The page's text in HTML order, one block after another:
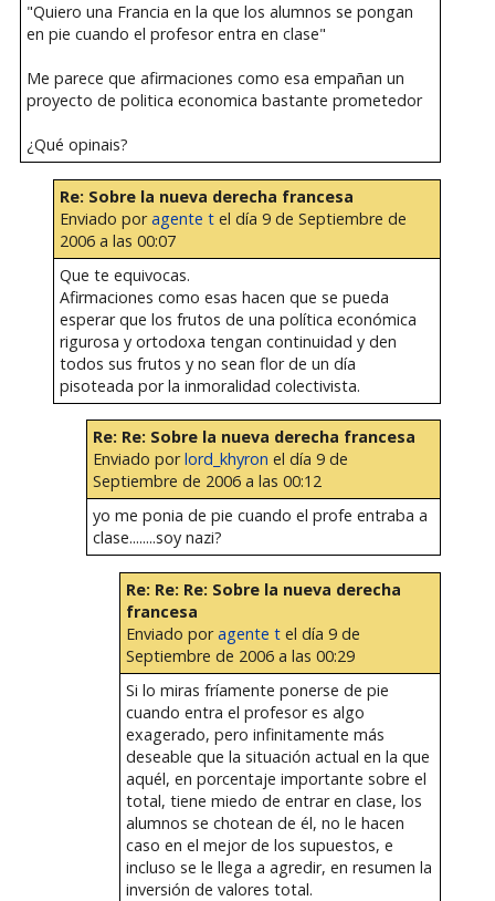
"Quiero una Francia en la que los alumnos se pongan
en pie cuando el profesor entra en clase"
Me parece que afirmaciones como esa empañan un
proyecto de politica economica bastante prometedor
¿Qué opinais?
Re: Sobre la nueva derecha francesa
Enviado poragente tel día 9 de Septiembre de
2006 a las 00:07
Que te equivocas.
Afirmaciones como esas hacen que se pueda
esperar que los frutos de una política económica
rigurosa y ortodoxa tengan continuidad y den
todos sus frutos y no sean flor de un día
pisoteada por la inmoralidad colectivista.
Re: Re: Sobre la nueva derecha francesa
Enviado porlord_khyron el día 9 de
Septiembre de 2006 a las 00:12
yo me ponia de pie cuando el profe entraba a
clase........soy nazi?
Re: Re: Re: Sobre la nueva derecha
francesa
Enviado poragente tel día 9 de
Septiembre de 2006 a las 00:29
Si lo miras fríamente ponerse de pie
cuando entra el profesor es algo
exagerado, pero infinitamente más
deseable que la situación actual en la que
aquél, en porcentaje importante sobre el
total, tiene miedo de entrar en clase, los
alumnos se chotean de él, no le hacen
caso en el mejor de los supuestos, e
incluso se le llega a agredir, en resumen la
inversión de valores total.